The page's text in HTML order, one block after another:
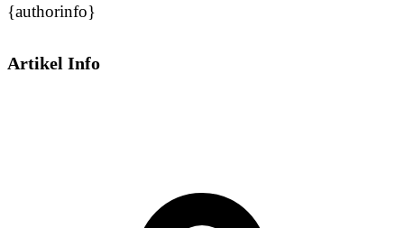
{authorinfo}
Artikel Info